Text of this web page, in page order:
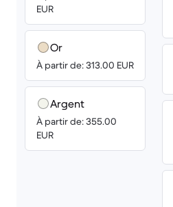
EUR
Or
À partir de: 313.00 EUR
Argent
À partir de: 355.00
EUR